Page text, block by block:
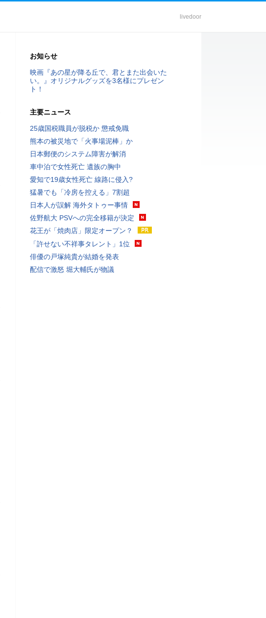
livedoor
お知らせ
映画『あの星が降る丘で、君とまた出会いた
い。』オリジナルグッズを3名様にプレゼン
ト！
主要ニュース
25歳国税職員が脱税か 懲戒免職
熊本の被災地で「火事場泥棒」か
日本郵便のシステム障害が解消
車中泊で女性死亡 遺族の胸中
愛知で19歳女性死亡 線路に侵入?
猛暑でも「冷房を控える」7割超
日本人が誤解 海外タトゥー事情
佐野航大 PSVへの完全移籍が決定
花王が「焼肉店」限定オープン？
「許せない不祥事タレント」1位
俳優の戸塚純貴が結婚を発表
配信で激怒 堀大輔氏が物議